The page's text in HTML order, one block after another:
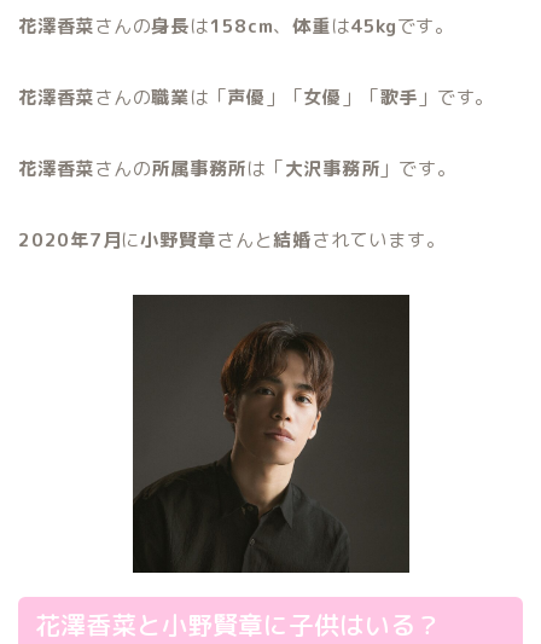
花澤香菜さんの身長は158cm、体重は45kgです。
花澤香菜さんの職業は「声優 」「女優 」「歌手 」です。
花澤香菜さんの所属事務所は「大沢事務所 」です。
2020年7月に小野賢章さんと結婚されています。
花澤香菜と小野賢章に子供はいる？